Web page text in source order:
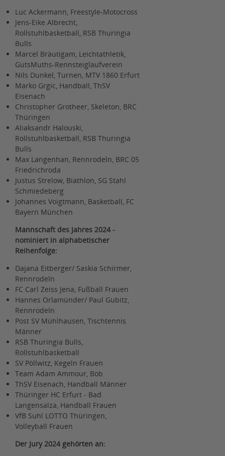
Luc Ackermann, Freestyle-Motocross
Jens-Eike Albrecht,
Rollstuhlbasketball, RSB Thuringia
Bulls
Marcel Bräutigam, Leichtathletik,
GutsMuths-Rennsteiglaufverein
Nils Dunkel, Turnen, MTV 1860 Erfurt
Marko Grgic, Handball, ThSV
Eisenach
Christopher Grotheer, Skeleton, BRC
Thüringen
Aliaksandr Halouski,
Rollstuhlbasketball, RSB Thuringia
Bulls
Max Langenhan, Rennrodeln, BRC 05
Friedrichroda
Justus Strelow, Biathlon, SG Stahl
Schmiedeberg
Johannes Voigtmann, Basketball, FC
Bayern München
Mannschaft des Jahres 2024 -
nominiert in alphabetischer
Reihenfolge:
Dajana Eitberger/ Saskia Schirmer,
Rennrodeln
FC Carl Zeiss Jena, Fußball Frauen
Hannes Orlamünder/ Paul Gubitz,
Rennrodeln
Post SV Mühlhausen, Tischtennis
Männer
RSB Thuringia Bulls,
Rollstuhlbasketball
SV Pöllwitz, Kegeln Frauen
Team Adam Ammour, Bob
ThSV Eisenach, Handball Männer
Thüringer HC Erfurt - Bad
Langensalza, Handball Frauen
VfB Suhl LOTTO Thüringen,
Volleyball Frauen
Der Jury 2024 gehörten an: